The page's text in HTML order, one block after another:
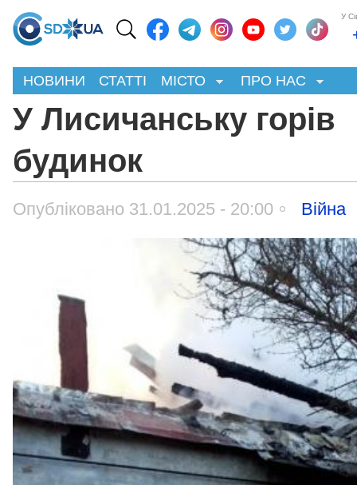
У
НОВИНИ СТАТТІ МІСТО ПРО НАС
У Лисичанську горів
будинок
Опубліковано 31.01.2025 - 20:00 Війна